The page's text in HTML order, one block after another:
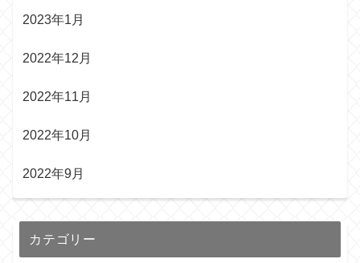
2023年1月
2022年12月
2022年11月
2022年10月
2022年9月
カテゴリー